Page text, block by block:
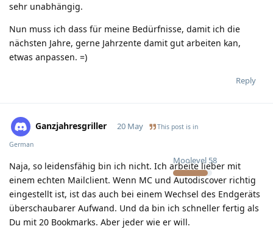
sehr unabhängig.
Nun muss ich dass für meine Bedürfnisse, damit ich die
nächsten Jahre, gerne Jahrzente damit gut arbeiten kan,
etwas anpassen. =)
Reply
Ganzjahresgriller
Moolevel 58
20 May This post is in
German
Naja, so leidensfähig bin ich nicht. Ich arbeite lieber mit
einem echten Mailclient. Wenn MC und Autodiscover richtig
eingestellt ist, ist das auch bei einem Wechsel des Endgeräts
überschaubarer Aufwand. Und da bin ich schneller fertig als
Du mit 20 Bookmarks. Aber jeder wie er will.